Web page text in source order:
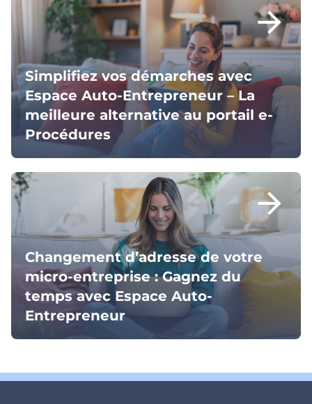
arrow_forward
Simplifiez vos démarches avec
Espace Auto-Entrepreneur – La
meilleure alternative au portail e-
Procédures
arrow_forward
Changement d’adresse de votre
micro-entreprise : Gagnez du
temps avec Espace Auto-
Entrepreneur